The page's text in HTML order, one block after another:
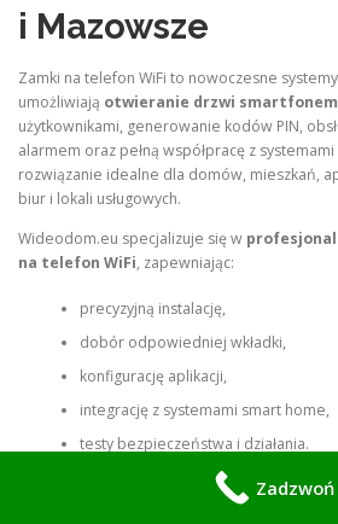
i Mazowsze
Zamki na telefon WiFi to nowoczesne
umożliwiają otwieranie drzwi smartfonem
użytkownikami, generowanie kodów PIN,
alarmem oraz pełną współpracę z
rozwiązanie idealne dla domów, mieszkań,
biur i lokali usługowych.
Wideodom.eu specjalizuje się w
na telefon WiFi, zapewniając:
precyzyjną instalację,
dobór odpowiedniej wkładki,
konfigurację aplikacji,
integrację z systemami smart home,
testy bezpieczeństwa i działania.
, zapewniając wygodę,
Zadzwoń